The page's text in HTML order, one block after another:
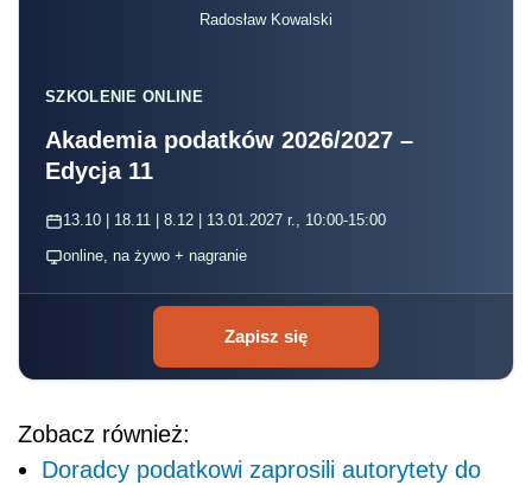
Radosław Kowalski
SZKOLENIE ONLINE
Akademia podatków 2026/2027 –
Edycja 11
13.10 | 18.11 | 8.12 | 13.01.2027 r., 10:00-15:00
online, na żywo + nagranie
Zapisz się
Zobacz również:
Doradcy podatkowi zaprosili autorytety do